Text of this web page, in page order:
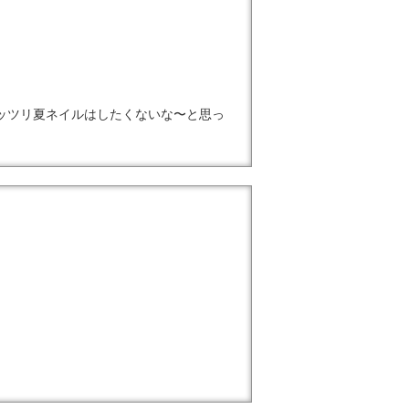
、引き締めにお使いください(^o^)
リ夏ネイルはしたくないな〜と思っ
先を動かす度に眩しいほど輝いてい
めつくし)をするのがいいかなと思い